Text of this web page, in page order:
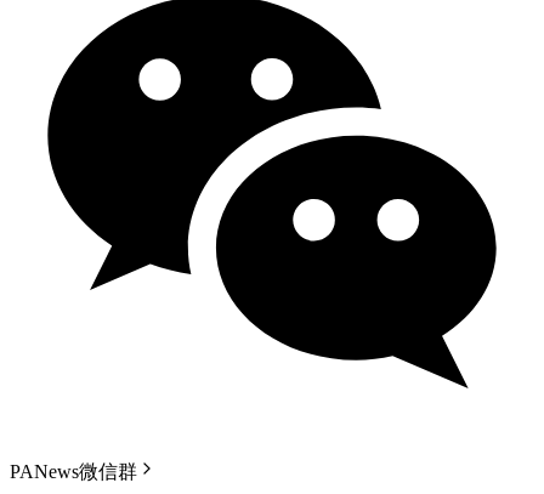
PANews微信群